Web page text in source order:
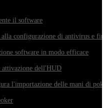
il software
configurazione di antivirus e
software in modo efficace
attivazione dell'HUD
l'importazione delle mani di